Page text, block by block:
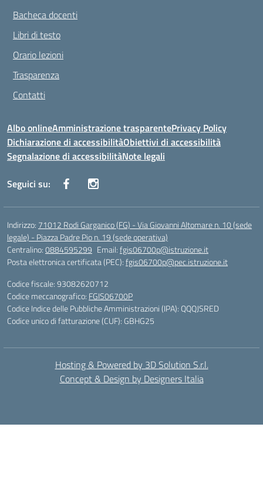
Bacheca docenti
Libri di testo
Orario lezioni
Trasparenza
Contatti
Albo onlineAmministrazione trasparentePrivacy Policy
Dichiarazione di accessibilitàObiettivi di accessibilità
Segnalazione di accessibilitàNote legali
Seguici su:
Indirizzo: 71012 Rodi Garganico (FG) - Via Giovanni Altomare n. 10 (sede
legale) - Piazza Padre Pio n. 19 (sede operativa)
Centralino:0884595299 Email:fgis06700p@istruzione.it
Posta elettronica certificata (PEC):fgis06700p@pec.istruzione.it
Codice fiscale: 93082620712
Codice meccanografico: FGIS06700P
Codice Indice delle Pubbliche Amministrazioni (IPA): QQQJSRED
Codice unico di fatturazione (CUF): GBHG25
Hosting & Powered by 3D Solution S.r.l.
Concept & Design by Designers Italia